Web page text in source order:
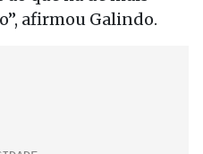
afirmou Galindo.